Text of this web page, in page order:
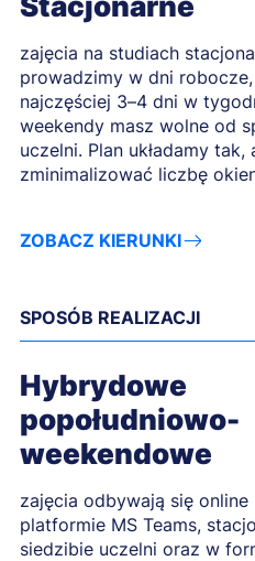
zajęcia na studiach
prowadzimy w dni robocze,
najczęściej 3–4 dni w
weekendy masz wolne od
uczelni. Plan układamy tak,
zminimalizować liczbę
ZOBACZ KIERUNKI
SPOSÓB REALIZACJI
Hybrydowe
popołudniowo-
weekendowe
zajęcia odbywają się online
platformie MS Teams,
siedzibie uczelni oraz w